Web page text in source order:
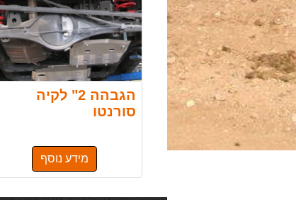
הגבהה 2" לקיה
סורנטו
מידע נוסף